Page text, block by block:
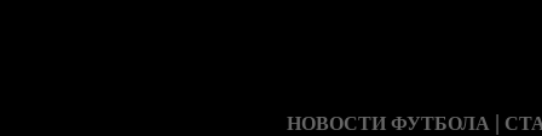
НОВОСТИ ФУТБОЛА |